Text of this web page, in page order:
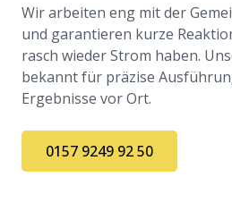
Wir arbeiten eng mit der
und garantieren kurze
rasch wieder Strom haben.
bekannt für präzise
Ergebnisse vor Ort.
0157 9249 92 50